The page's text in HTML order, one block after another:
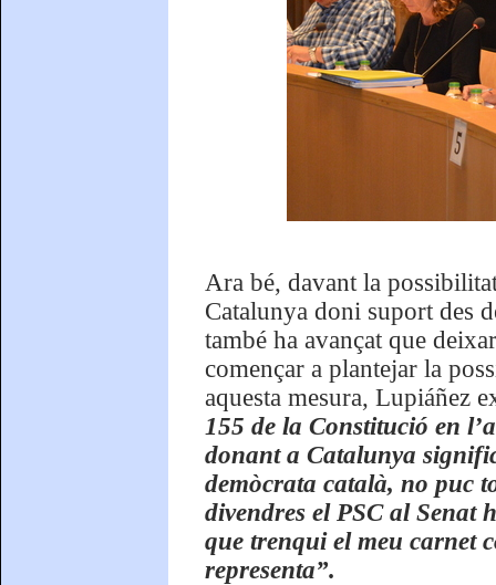
Ara bé, davant la
Catalunya doni suport des
també ha avançat que
començar a plantejar la
aquesta mesura, Lupiáñez
155 de la Constitució en
donant a Catalunya
demòcrata català, no puc
divendres el PSC al Senat
que trenqui el meu carnet
representa”.